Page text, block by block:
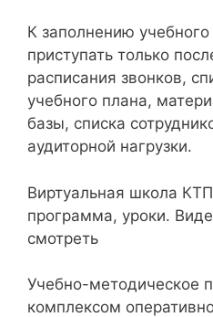
К заполнению
приступать только
расписания звонков,
учебного плана,
базы, списка
аудиторной нагрузки.
Виртуальная школа
программа, уроки.
смотреть
Учебно-методическое
комплексом